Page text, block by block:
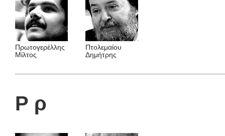
Πρωτογερέλλης
Mίλτος
Πτολεμαίου
Δημήτρης
Ρ ρ